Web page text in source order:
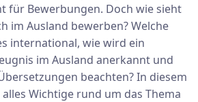
für Bewerbungen. Doch wie sieht
im Ausland bewerben? Welche
international, wie wird ein
im Ausland anerkannt und
beachten? In diesem
Wichtige rund um das Thema